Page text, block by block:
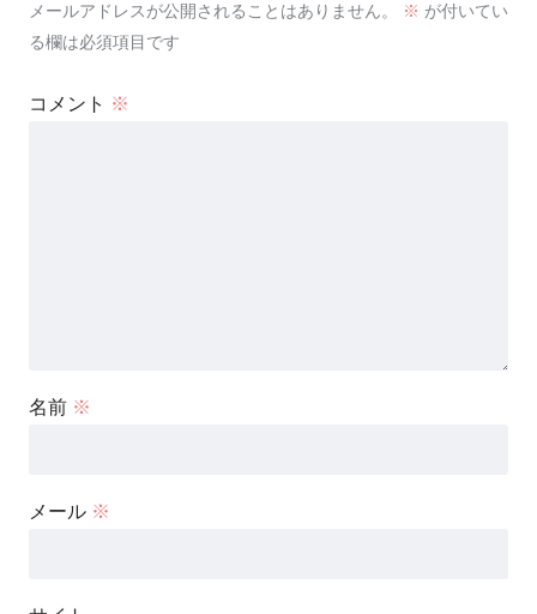
メールアドレスが公開されることはありません。 ※ が付いてい
る欄は必須項目です
コメント ※
名前 ※
メール ※